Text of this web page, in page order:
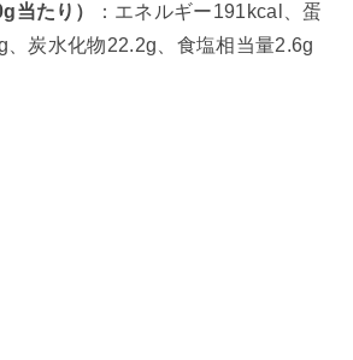
当たり）
：エネルギー191kcal、蛋
、炭水化物22.2g、食塩相当量2.6g